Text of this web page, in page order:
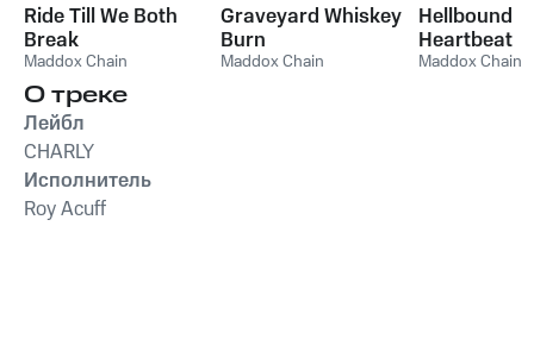
Ride Till We Both
Break
Maddox Chain
Graveyard Whiskey
Burn
Maddox Chain
Hellbound
Heartbeat
Maddox Chain
О треке
Лейбл
CHARLY
Исполнитель
Roy Acuff